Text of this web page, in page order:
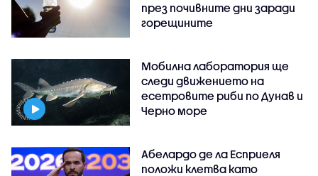
през почивните дни заради
горещините
Мобилна лаборатория ще
следи движението на
есетровите риби по Дунав и
Черно море
Абелардо де ла Есприеля
положи клетва като